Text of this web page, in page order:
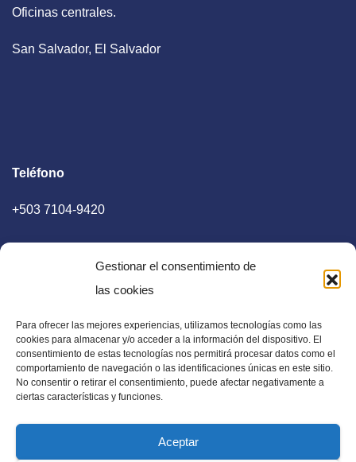
Gestionar el consentimiento de
las cookies
Para ofrecer las mejores experiencias, utilizamos tecnologías como las
cookies para almacenar y/o acceder a la información del dispositivo. El
consentimiento de estas tecnologías nos permitirá procesar datos como el
comportamiento de navegación o las identificaciones únicas en este sitio.
No consentir o retirar el consentimiento, puede afectar negativamente a
ciertas características y funciones.
Aceptar
Oficinas centrales.
San Salvador, El Salvador
Teléfono
+503 7104-9420
E-mail
diaadia.redaccion@gmail.com